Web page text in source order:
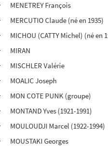
MENETREY François
MERCUTIO Claude (né en 1935)
MICHOU (CATTY Michel) (né en
MIRAN
MISCHLER Valérie
MOALIC Joseph
MON COTE PUNK (groupe)
MONTAND Yves (1921-1991)
MOULOUDJI Marcel (1922-1994)
MOUSTAKI Georges